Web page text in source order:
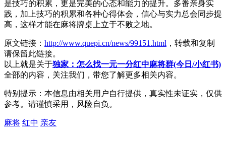
是技巧的积累，更是完美的心态和能力的提升。多番亲身实
践，加上技巧的积累和各种心得体会，信心与实力总会同步提
高，这样才能在麻将牌桌上立于不败之地。
原文链接： http://www.quepi.cn/news/99151.html ，转载和复制
请保留此链接。
以上就是关于独家：怎么找一元一分红中麻将群(今日/小红书)
全部的内容，关注我们，带您了解更多相关内容。
特别提示：本信息由相关用户自行提供，真实性未证实，仅供
参考。请谨慎采用，风险自负。
麻将 红中 亲友